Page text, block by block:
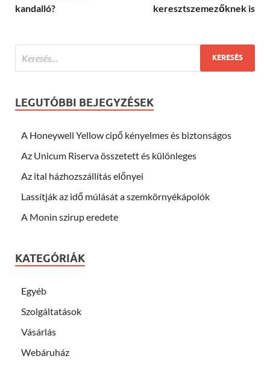
kandalló?
keresztszemezőknek is
LEGUTÓBBI BEJEGYZÉSEK
A Honeywell Yellow cipő kényelmes és biztonságos
Az Unicum Riserva összetett és különleges
Az ital házhozszállítás előnyei
Lassítják az idő múlását a szemkörnyékápolók
A Monin szirup eredete
KATEGÓRIÁK
Egyéb
Szolgáltatások
Vásárlás
Webáruház